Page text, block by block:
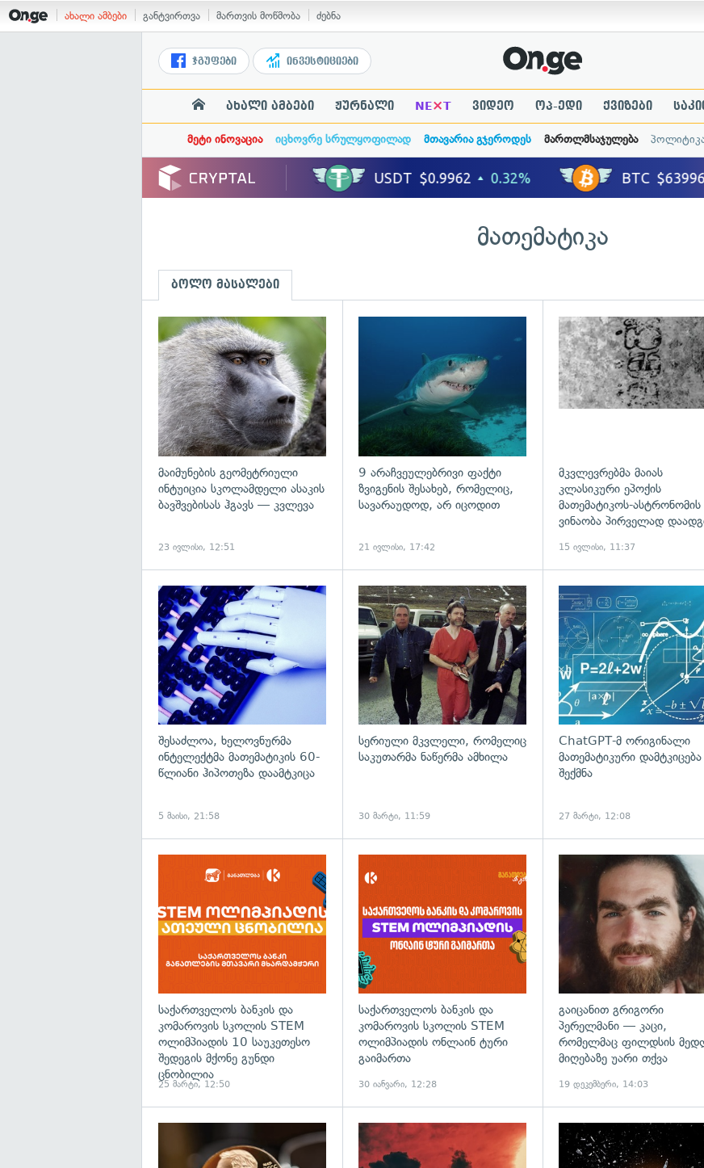
ახალი ამბები განტვირთვა მართვის მოწმობა ძებნა
ჯგუფები ინვესტიციები
ახალი ამბები ჟურნალი NE×T ვიდეო ოპ-ედი ქვიზები
მეტი ინოვაცია იცხოვრე სრულყოფილად მთავარია გჯეროდეს მართლმსაჯულება
მათემატიკა
ბოლო მასალები
მაიმუნების გეომეტრიული
ინტუიცია სკოლამდელი ასაკის
ბავშვებისას ჰგავს — კვლევა
23 ივლისი, 12:51
გადახედვა
9 არაჩვეულებრივი ფაქტი
ზვიგენის შესახებ, რომელიც,
სავარაუდოდ, არ იცოდით
21 ივლისი, 17:42
მკვლევრებმა მაიას
კლასიკური ეპოქის
მათემატიკოს-ასტრონომის
ვინაობა პირველად
15 ივლისი, 11:37
შესაძლოა, ხელოვნურმა
ინტელექტმა მათემატიკის 60-
წლიანი ჰიპოთეზა დაამტკიცა
5 მაისი, 21:58
გადახედვა
სერიული მკვლელი, რომელიც
საკუთარმა ნაწერმა ამხილა
30 მარტი, 11:59
ChatGPT-მ ორიგინალი
მათემატიკური დამტკიცება
შექმნა
27 მარტი, 12:08
საქართველოს ბანკის და
კომაროვის სკოლის STEM
ოლიმპიადის 10 საუკეთესო
შედეგის მქონე გუნდი
ცნობილია
25 მარტი, 12:50
საქართველოს ბანკის და
კომაროვის სკოლის STEM
ოლიმპიადის ონლაინ ტური
გაიმართა
30 იანვარი, 12:28
გაიცანით გრიგორი
პერელმანი — კაცი,
რომელმაც ფილდსის
მიღებაზე უარი თქვა
19 დეკემბერი, 14:03
გადახედვა გადახედვა